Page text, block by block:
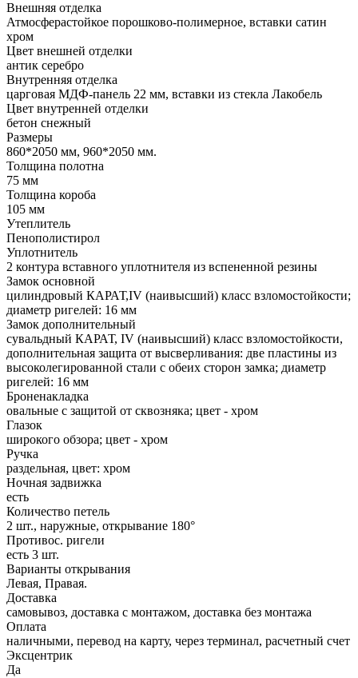
Внешняя отделка
Атмосферастойкое порошково-полимерное, вставки сатин
хром
Цвет внешней отделки
антик серебро
Внутренняя отделка
царговая МДФ-панель 22 мм, вставки из стекла Лакобель
Цвет внутренней отделки
бетон снежный
Размеры
860*2050 мм, 960*2050 мм.
Толщина полотна
75 мм
Толщина короба
105 мм
Утеплитель
Пенополистирол
Уплотнитель
2 контура вставного уплотнителя из вспененной резины
Замок основной
цилиндровый КАРАТ,IV (наивысший) класс взломостойкости;
диаметр ригелей: 16 мм
Замок дополнительный
сувальдный КАРАТ, IV (наивысший) класс взломостойкости,
дополнительная защита от высверливания: две пластины из
высоколегированной стали с обеих сторон замка; диаметр
ригелей: 16 мм
Броненакладка
овальные с защитой от сквозняка; цвет - хром
Глазок
широкого обзора; цвет - хром
Ручка
раздельная, цвет: хром
Ночная задвижка
есть
Количество петель
2 шт., наружные, открывание 180°
Противос. ригели
есть 3 шт.
Варианты открывания
Левая, Правая.
Доставка
самовывоз, доставка с монтажом, доставка без монтажа
Оплата
наличными, перевод на карту, через терминал, расчетный счет
Эксцентрик
Да